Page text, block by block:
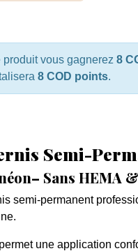
produit vous gagnerez 8
8 COD points.
Semi-
Sans HEMA
semi-permanent
une application